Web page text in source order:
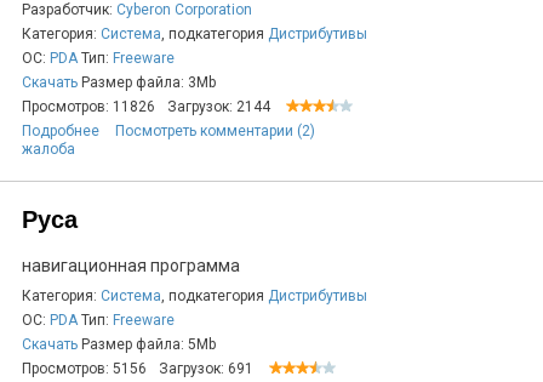
Разработчик: Cyberon Corporation
Категория: Система, подкатегория Дистрибутивы
ОС: PDAТип: Freeware
Скачать Размер файла: 3Mb
Просмотров: 11826
Загрузок: 2144
Подробнее
Посмотреть комментарии (2)
жалоба
Руса
навигационная программа
Категория: Система, подкатегория Дистрибутивы
ОС: PDAТип: Freeware
Скачать Размер файла: 5Mb
Просмотров: 5156
Загрузок: 691